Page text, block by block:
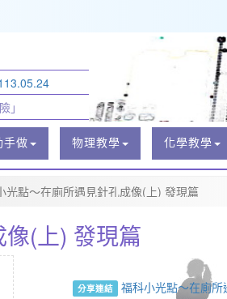
」
手做 物理教學 化學教學
光點～在廁所遇見針孔成像(上) 發現篇
(上) 發現篇
分享連結
福科小光點～在廁